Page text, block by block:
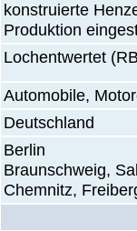
konstruierte
Produktion
Lochentwertet
Automobile,
Deutschland
Berlin
Braunschweig,
Chemnitz,